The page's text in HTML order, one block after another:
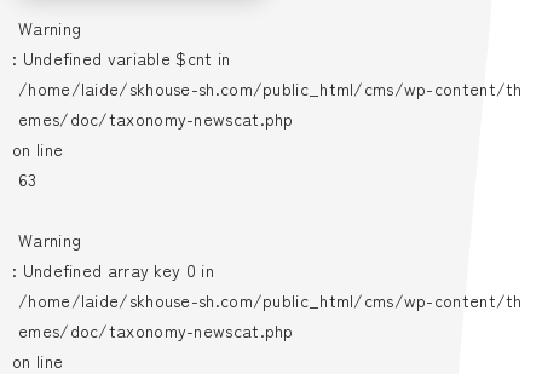
Warning
: Undefined variable $cnt in
/home/laide/skhouse-sh.com/public_html/cms/wp-content/th
emes/doc/taxonomy-newscat.php
on line
63
Warning
: Undefined array key 0 in
/home/laide/skhouse-sh.com/public_html/cms/wp-content/th
emes/doc/taxonomy-newscat.php
on line